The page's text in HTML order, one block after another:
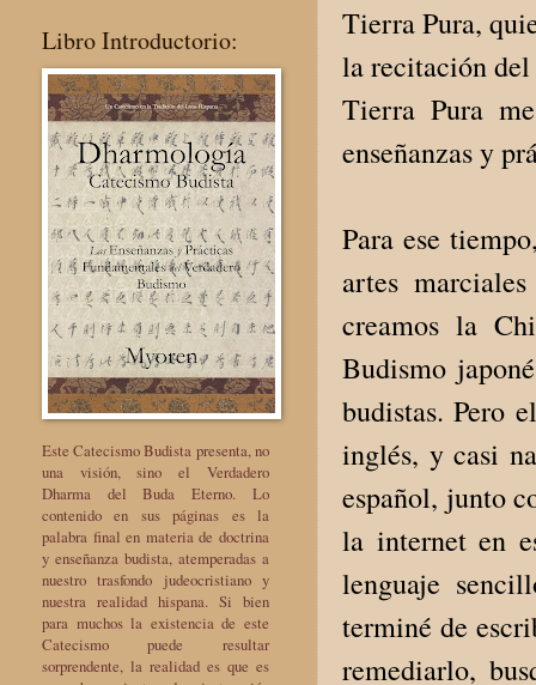
Tierra Pura,
la recitación
Tierra Pura
enseñanzas y
Para ese
artes
creamos la
Budismo
budistas. Pero
inglés, y casi
español, junto
la internet en
lenguaje
terminé de
remediarlo,
Libro Introductorio:
Este Catecismo Budista presenta, no
una visión, sino el Verdadero
Dharma del Buda Eterno. Lo
contenido en sus páginas es la
palabra final en materia de doctrina
y enseñanza budista, atemperadas a
nuestro trasfondo judeocristiano y
nuestra realidad hispana. Si bien
para muchos la existencia de este
Catecismo puede resultar
sorprendente, la realidad es que es